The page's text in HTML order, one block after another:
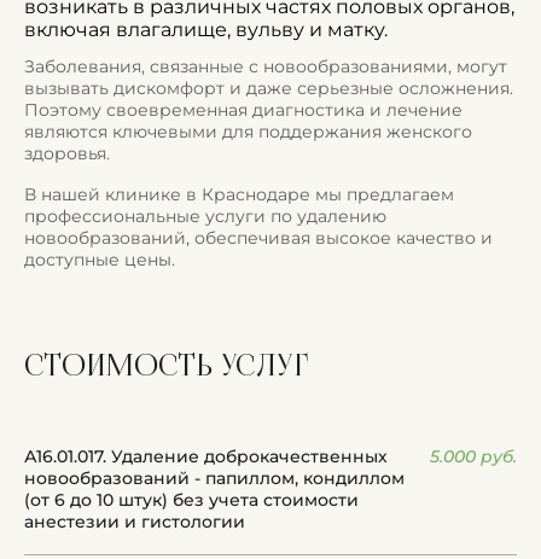
возникать в различных частях половых органов,
включая влагалище, вульву и матку.
Заболевания, связанные с новообразованиями, могут
вызывать дискомфорт и даже серьезные осложнения.
Поэтому своевременная диагностика и лечение
являются ключевыми для поддержания женского
здоровья.
В нашей клинике в Краснодаре мы предлагаем
профессиональные услуги по удалению
новообразований, обеспечивая высокое качество и
доступные цены.
стоимость услуг
А16.01.017. Удаление доброкачественных
новообразований - папиллом, кондиллом
(от 6 до 10 штук) без учета стоимости
анестезии и гистологии
5.000 руб.